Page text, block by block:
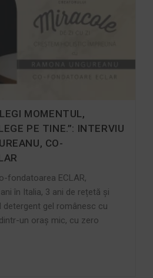
MOMENTUL,
PE TINE.”: INTERVIU
CO-
fondatoarea ECLAR,
în Italia, 3 ani de rețetă și
gel românesc cu
un oraș mic, cu zero